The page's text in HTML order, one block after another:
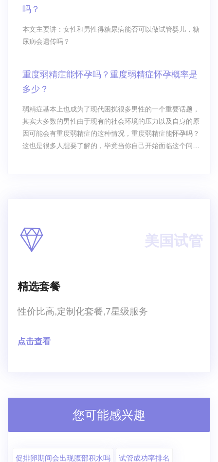
吗？
本文主要讲：女性和男性得糖尿病能否可以做试管婴儿，糖
尿病会遗传吗？
重度弱精症能怀孕吗？重度弱精症怀孕概率是
多少？
弱精症基本上也成为了现代困扰很多男性的一个重要话题，
其实大多数的男性由于现有的社会环境的压力以及自身的原
因可能会有重度弱精症的这种情况，重度弱精症能怀孕吗？
这也是很多人想要了解的，毕竟当你自己开始面临这个问题
美国试管
精选套餐
性价比高,定制化套餐,7星级服务
点击查看
您可能感兴趣
促排卵期间会出现腹部积水吗 试管成功率排名